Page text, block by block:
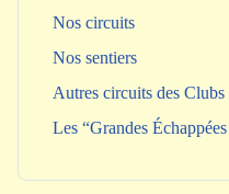
Nos circuits
Nos sentiers
Autres circuits des Clubs
Les “Grandes